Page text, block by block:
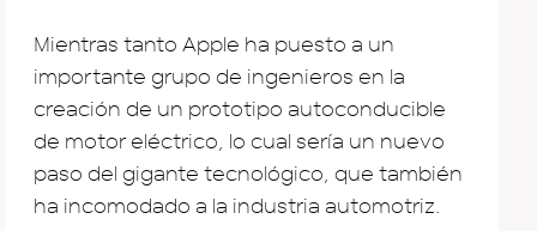
Mientras tanto Apple ha puesto a un
importante grupo de ingenieros en la
creación de un prototipo autoconducible
de motor eléctrico, lo cual sería un nuevo
paso del gigante tecnológico, que también
ha incomodado a la industria automotriz.